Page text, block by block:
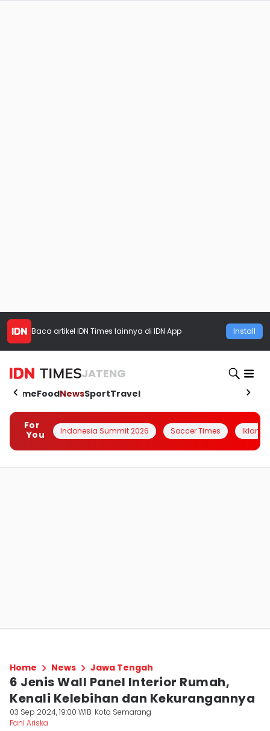
Baca artikel IDN Times lainnya di IDN App Install
JATENG
HomeFoodNewsSportTravel
For
You
Indonesia Summit 2026 Soccer Times Iklanin
Home News Jawa Tengah
6 Jenis Wall Panel Interior Rumah,
Kenali Kelebihan dan Kekurangannya
03 Sep 2024, 19:00 WIB Kota Semarang
Fani Ariska